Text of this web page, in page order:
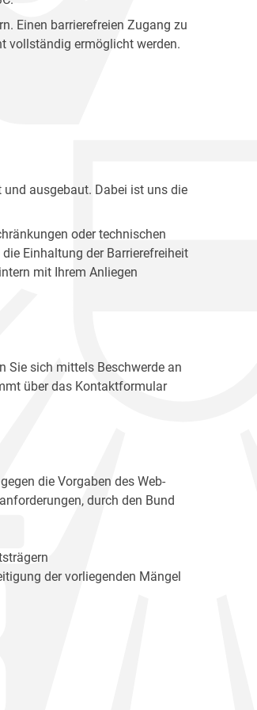
Einen barrierefreien Zugang zu
vollständig ermöglicht werden.
und ausgebaut. Dabei ist uns die
oder technischen
Einhaltung der Barrierefreiheit
mit Ihrem Anliegen
Sie sich mittels Beschwerde an
über das Kontaktformular
die Vorgaben des Web-
durch den Bund
der vorliegenden Mängel